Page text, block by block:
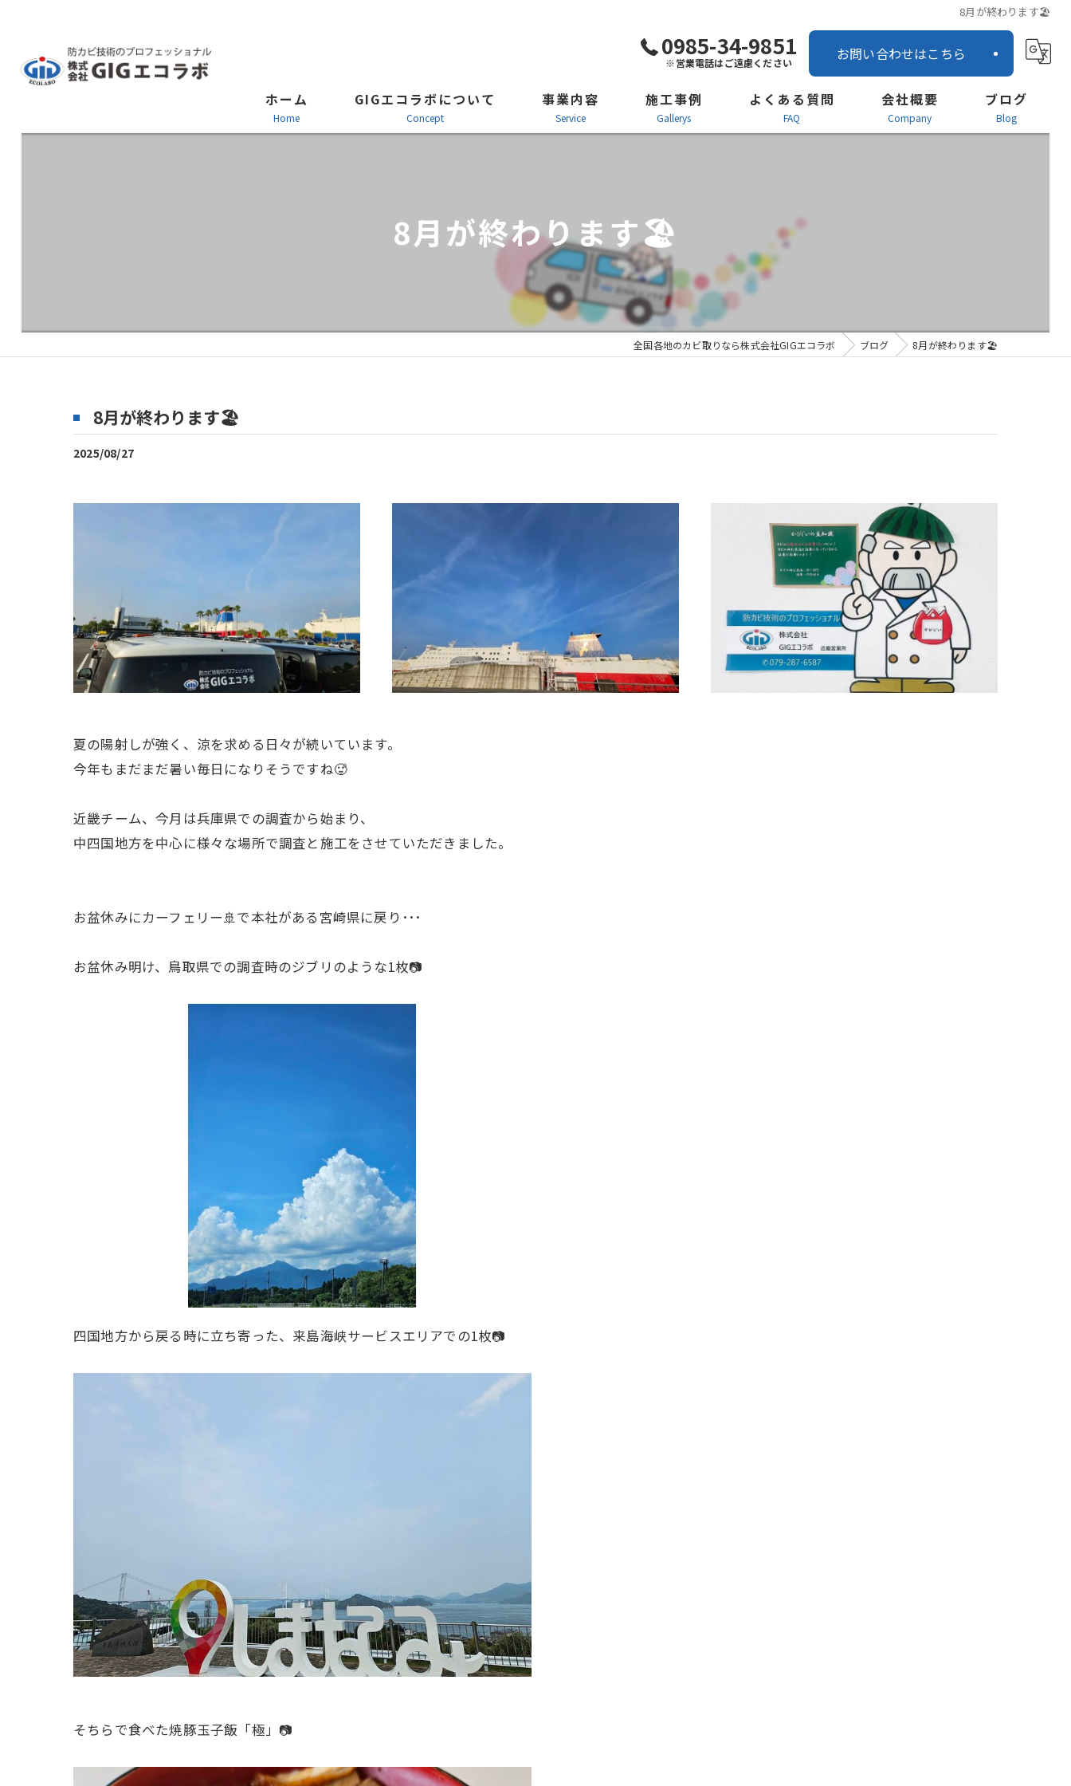
8月が終わります🏖
0985-34-9851
※営業電話はご遠慮ください お問い合わせはこちら
ホーム
home
GIGエコラボについて
concept
事業内容
service
クモ防虫防除施工・看板施工
施工の流れ
施工事例
gallerys
よくある質問
FAQ
会社概要
company
ブログ
blog
8月が終わります🏖
全国各地のカビ取りなら株式会社GIGエコラボ ブログ 8月が終わります🏖
8月が終わります🏖
2025/08/27
夏の陽射しが強く、涼を求める日々が続いています。
今年もまだまだ暑い毎日になりそうですね🥵
近畿チーム、今月は兵庫県での調査から始まり、
中四国地方を中心に様々な場所で調査と施工をさせていただきました。
お盆休みにカーフェリー🚢で本社がある宮崎県に戻り･･･
お盆休み明け、鳥取県での調査時のジブリのような1枚📷
四国地方から戻る時に立ち寄った、来島海峡サービスエリアでの1枚📷
そちらで食べた焼豚玉子飯「極」📷